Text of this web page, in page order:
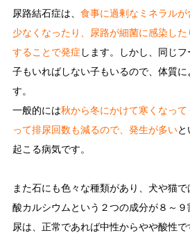
尿路結石症は、 食事に過剰なミネラル
少なくなったり、尿路が細菌に感染し
することで発症 します。しかし、同じ
子もいればしない子もいるので、体質
す。
一般的には秋から冬にかけて寒くなっ
って排尿回数も減るので、発生が多いと
起こる病気です。
また石にも色々な種類があり、犬や猫
酸カルシウムという２つの成分が８～
尿は、正常であれば中性からやや酸性